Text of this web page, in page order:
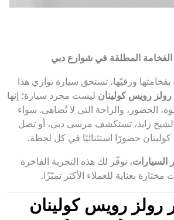
المطلقة في شوارع دبي
بفخامتها ورقيّها، تستحق سيارة توازي هذا
رولز رويس كولينان ليست مجرد سيارة؛ إنها
الحضور، والراحة التي لا تُضاهى. سواء
زايد، تستكشف مرسى دبي، أو تصل
حضورًا استثنائيًا في كل لحظة.
السيارات، نوفّر لك هذه التجربة الفاخرة
بعناية للعملاء الأكثر تميّزًا.
رولز رويس كولينان